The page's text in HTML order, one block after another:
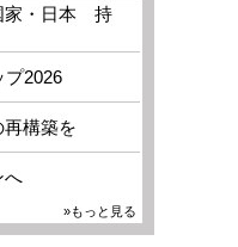
家・日本 持
プ2026
再構築を
へ
»もっと見る